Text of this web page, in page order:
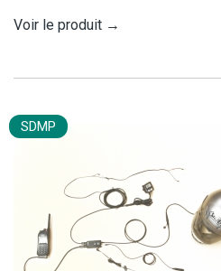
Voir le produit →
SDMP